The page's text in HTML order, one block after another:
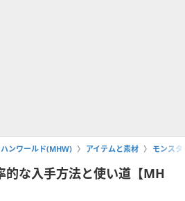
ンワールド(MHW) アイテムと素材 モンス
的な入手方法と使い道【MH